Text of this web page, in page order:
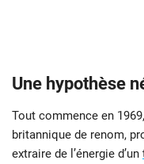
Une hypothèse
Tout commence en
britannique de renom,
extraire de l’énergie d’un